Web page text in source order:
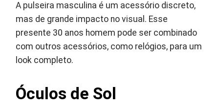
A pulseira masculina é um acessório discreto,
mas de grande impacto no visual. Esse
presente 30 anos homem pode ser combinado
com outros acessórios, como relógios, para um
look completo.
Óculos de Sol